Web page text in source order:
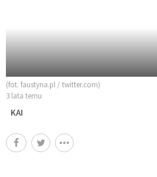
(fot. faustyna.pl / twitter.com)
3 lata temu
KAI